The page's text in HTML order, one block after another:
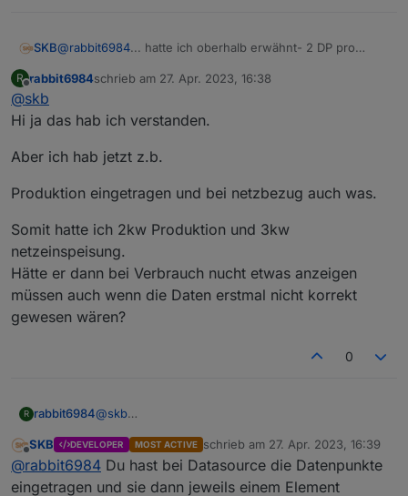
SKB@rabbit6984... hatte ich oberhalb erwähnt- 2 DP pro
R
Offline
rabbit6984schrieb am 27. Apr. 2023, 16:38
zuletzt editiert von
@skb
Hi ja das hab ich verstanden.
Aber ich hab jetzt z.b.
Produktion eingetragen und bei netzbezug auch was.
Somit hatte ich 2kw Produktion und 3kw
netzeinspeisung.
Hätte er dann bei Verbrauch nucht etwas anzeigen
müssen auch wenn die Daten erstmal nicht korrekt
gewesen wären?
0
R rabbit6984@skb
Aber ich hab jetzt z.b.
Produktion eingetragen und bei netzbezug auch
Offline
SKB DEVELOPER MOST ACTIVE schrieb am 27. Apr. 2023, 16:39
zuletzt editiert von
@rabbit6984 Du hast bei Datasource die Datenpunkte
eingetragen und sie dann jeweils einem Element